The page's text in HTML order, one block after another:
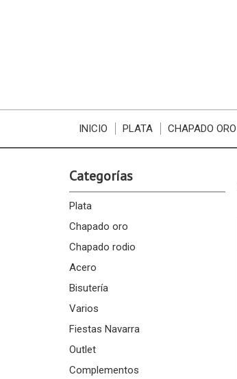
INICIO PLATA CHAPADO ORO
Categorías
Plata
Chapado oro
Chapado rodio
Acero
Bisutería
Varios
Fiestas Navarra
Outlet
Complementos